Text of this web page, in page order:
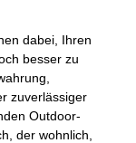
dabei, Ihren
besser zu
zuverlässiger
Outdoor-
der wohnlich,